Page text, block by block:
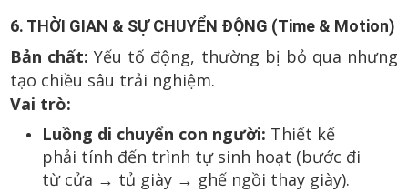
6. THỜI GIAN & SỰ CHUYỂN ĐỘNG (Time & Motion)
Bản chất: Yếu tố động, thường bị bỏ qua nhưng
tạo chiều sâu trải nghiệm.
Vai trò:
Luồng di chuyển con người: Thiết kế
phải tính đến trình tự sinh hoạt (bước đi
từ cửa → tủ giày → ghế ngồi thay giày).